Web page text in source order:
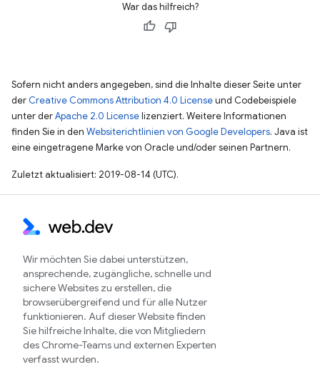
War das hilfreich?
Sofern nicht anders angegeben, sind die Inhalte dieser Seite unter
der Creative Commons Attribution 4.0 Licenseund Codebeispiele
unter derApache 2.0 Licenselizenziert. Weitere Informationen
finden Sie in den Websiterichtlinien von Google Developers. Java ist
eine eingetragene Marke von Oracle und/oder seinen Partnern.
Zuletzt aktualisiert: 2019-08-14 (UTC).
Wir möchten Sie dabei unterstützen,
ansprechende, zugängliche, schnelle und
sichere Websites zu erstellen, die
browserübergreifend und für alle Nutzer
funktionieren. Auf dieser Website finden
Sie hilfreiche Inhalte, die von Mitgliedern
des Chrome-Teams und externen Experten
verfasst wurden.